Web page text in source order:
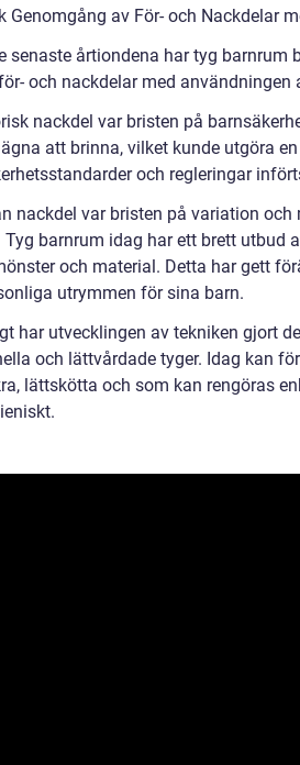
Genomgång av För- och Nackdelar
senaste årtiondena har tyg barnrum
och nackdelar med användningen
nackdel var bristen på
att brinna, vilket kunde utgöra
och regleringar
nackdel var bristen på variation
Tyg barnrum idag har ett brett utbud
och material. Detta har gett
utrymmen för sina barn.
har utvecklingen av tekniken gjort
och lättvårdade tyger. Idag kan
lättskötta och som kan rengöras